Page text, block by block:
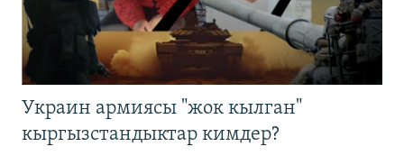
Украин армиясы "жок кылган"
кыргызстандыктар кимдер?